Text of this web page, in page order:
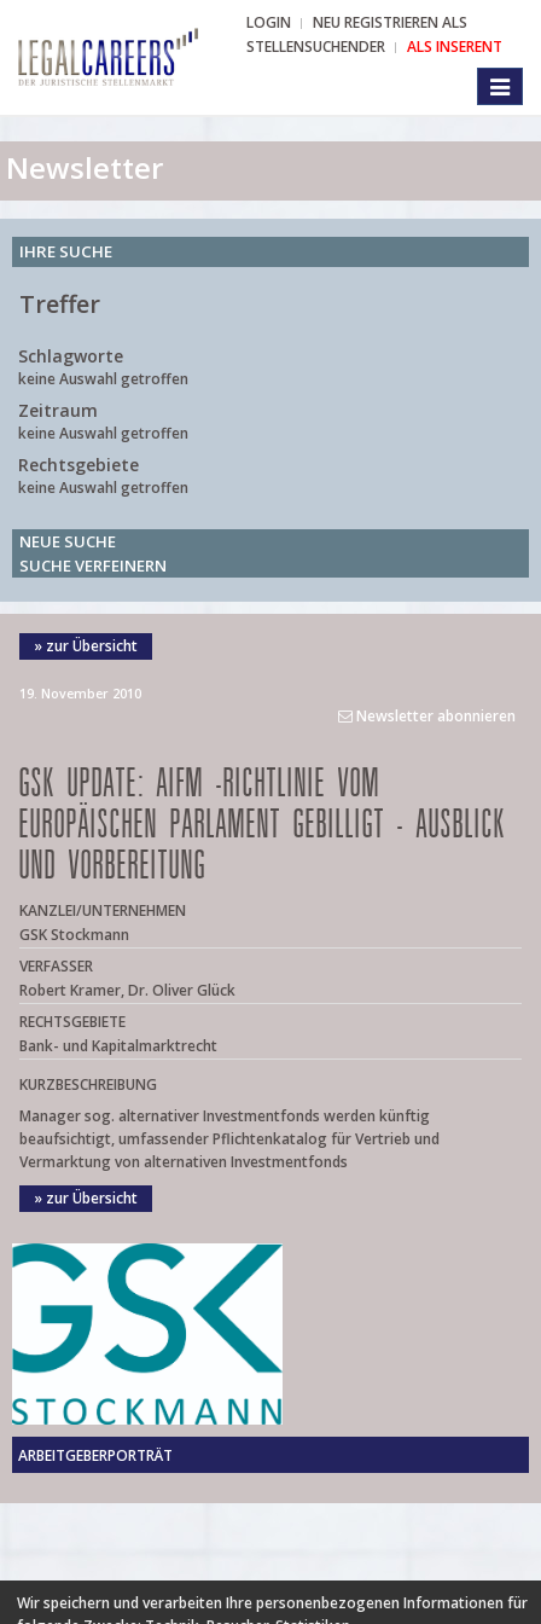
LOGIN
NEU REGISTRIEREN ALS
STELLENSUCHENDER
ALS INSERENT
Newsletter
IHRE SUCHE
Treffer
Schlagworte
keine Auswahl getroffen
Zeitraum
keine Auswahl getroffen
Rechtsgebiete
keine Auswahl getroffen
NEUE SUCHE
SUCHE VERFEINERN
» zur Übersicht
19. November 2010
Newsletter abonnieren
GSK UPDATE: AIFM -RICHTLINIE VOM
EUROPÄISCHEN PARLAMENT GEBILLIGT - AUSBLICK
UND VORBEREITUNG
KANZLEI/UNTERNEHMEN
GSK Stockmann
VERFASSER
Robert Kramer, Dr. Oliver Glück
RECHTSGEBIETE
Bank- und Kapitalmarktrecht
KURZBESCHREIBUNG
Manager sog. alternativer Investmentfonds werden künftig
beaufsichtigt, umfassender Pflichtenkatalog für Vertrieb und
Vermarktung von alternativen Investmentfonds
» zur Übersicht
ARBEITGEBERPORTRÄT
Wir speichern und verarbeiten Ihre personenbezogenen Informationen für